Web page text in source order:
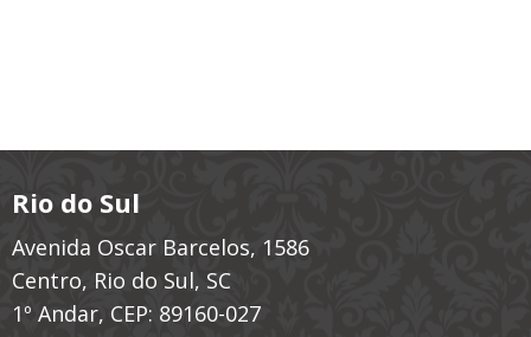
Rio do Sul
Avenida Oscar Barcelos, 1586
Centro, Rio do Sul, SC
1º Andar, CEP: 89160-027